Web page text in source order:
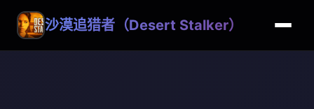
沙漠追猎者（Desert Stalker）